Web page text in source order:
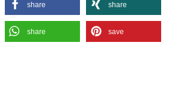
share share
share save